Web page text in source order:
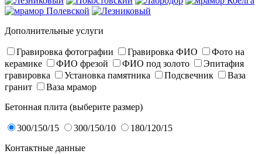
Дополнительные услуги
Гравировка фотографии Гравировка ФИО
Фото на
керамике
ФИО фрезой ФИО под золото
Эпитафия
гравировка
Установка памятника Подсвечник
Ваза
гранит
Ваза мрамор
Бетонная плита (выберите размер)
300/150/15 300/150/10
180/120/15
Контактные данные